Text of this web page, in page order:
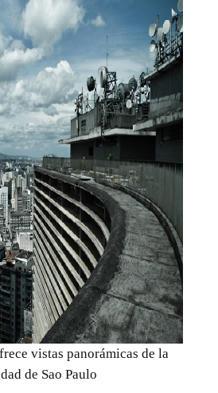
vistas panorámicas de la
de Sao Paulo